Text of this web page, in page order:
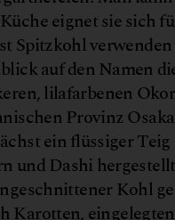
eignet sie sich
Spitzkohl
auf den Namen
lilafarbenen
Provinz
ein flüssiger
und Dashi
Kohl
Karotten,